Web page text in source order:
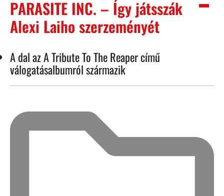
PARASITE INC. – Így játsszák
Alexi Laiho szerzeményét
A dal az A Tribute To The Reaper című
válogatásalbumról származik